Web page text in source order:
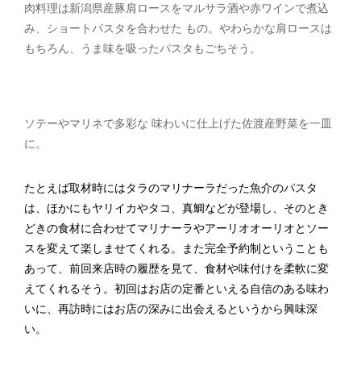
肉料理は新潟県産豚肩ロースをマルサラ酒や赤ワインで煮込
み、ショートパスタを合わせた もの。やわらかな肩ロースは
もちろん、うま味を吸ったパスタもごちそう。
ソテーやマリネで多彩な 味わいに仕上げた佐渡産野菜を一皿
に。
たとえば取材時にはタラのマリナーラだった魚介のパスタ
は、ほかにもヤリイカやタコ、真鯛などが登場し、そのとき
どきの食材に合わせてマリナーラやアーリオオーリオとソー
スを変えて楽しませてくれる。また完全予約制ということも
あって、前回来店時の履歴を見て、食材や味付けを柔軟に変
えてくれるそう。初回はお店の定番といえる自信のある味わ
いに、再訪時にはお店の深みに出会えるというから興味深
い。